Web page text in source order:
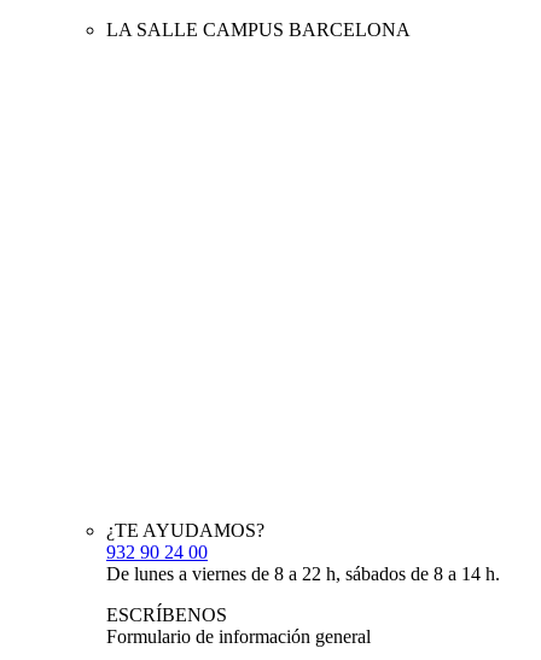
LA SALLE CAMPUS BARCELONA
¿TE AYUDAMOS?
932 90 24 00
De lunes a viernes de 8 a 22 h, sábados de 8 a 14 h.
ESCRÍBENOS
Formulario de información general